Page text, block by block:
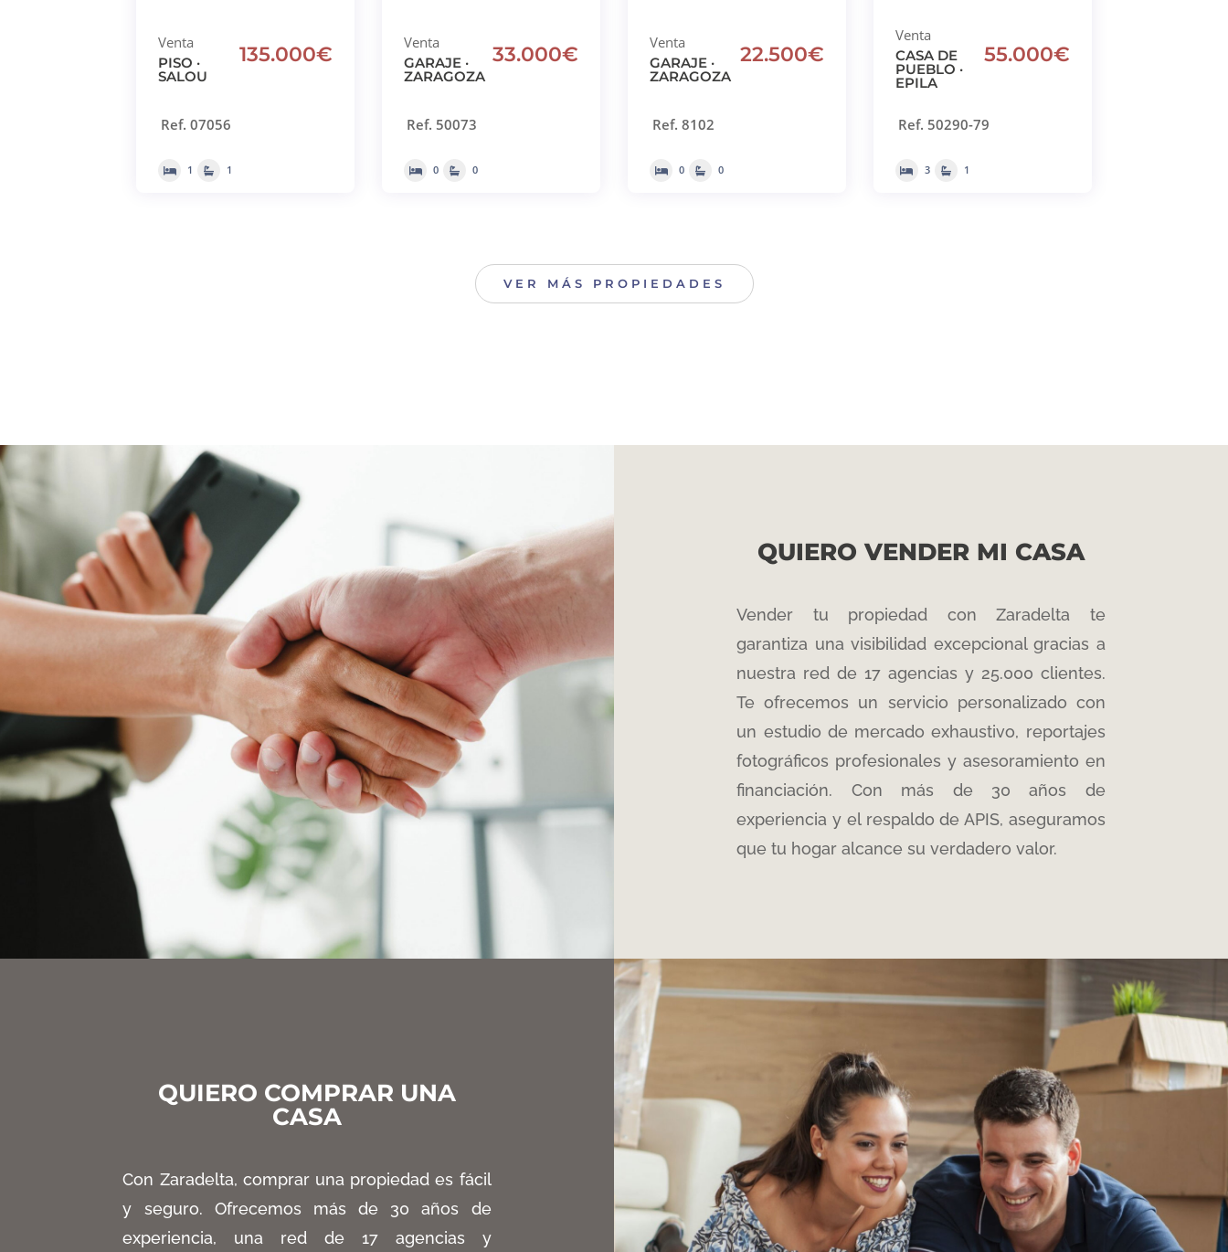
Venta
PISO ·
SALOU
135.000€
Ref. 07056
1 1
Venta
GARAJE ·
ZARAGOZA
33.000€
Ref. 50073
0 0
Venta
GARAJE ·
ZARAGOZA
22.500€
Ref. 8102
0 0
Venta
CASA DE
PUEBLO ·
EPILA
55.000€
Ref. 50290-79
3 1
VER MÁS PROPIEDADES
QUIERO VENDER MI CASA
Vender tu propiedad con Zaradelta te
garantiza una visibilidad excepcional gracias a
nuestra red de 17 agencias y 25.000 clientes.
Te ofrecemos un servicio personalizado con
un estudio de mercado exhaustivo, reportajes
fotográficos profesionales y asesoramiento en
financiación. Con más de 30 años de
experiencia y el respaldo de APIS, aseguramos
que tu hogar alcance su verdadero valor.
QUIERO COMPRAR UNA
CASA
Con Zaradelta, comprar una propiedad es fácil
y seguro. Ofrecemos más de 30 años de
experiencia, una red de 17 agencias y